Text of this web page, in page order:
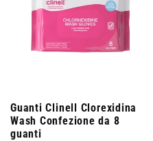
Guanti Clinell Clorexidina
Wash Confezione da 8
guanti